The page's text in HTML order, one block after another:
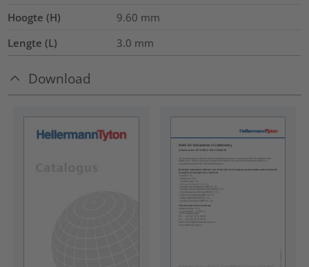
Hoogte (H) 9.60 mm
Lengte (L)
3.0 mm
Download